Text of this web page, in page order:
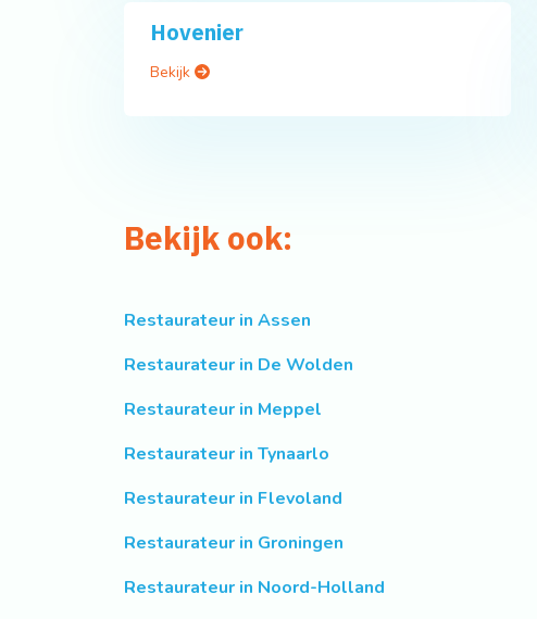
Hovenier
Bekijk
Bekijk ook:
Restaurateur in Assen
Restaurateur in De Wolden
Restaurateur in Meppel
Restaurateur in Tynaarlo
Restaurateur in Flevoland
Restaurateur in Groningen
Restaurateur in Noord-Holland